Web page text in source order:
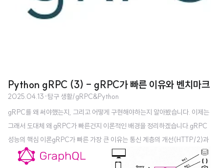
Python gRPC (3) - gRPC가 빠른 이유와 벤치마크
2025.04.13 ·탐구 생활/gRPC&Python
gRPC를 왜 써야했는지, 그리고 어떻게 구현해야하는지 알아봤습니다. 이제는
그래서 도대체 왜 gRPC가 빠른건지 이론적인 배경을 정리하겠습니다.gRPC
성능의 핵심 이론gRPC가 빠른 가장 큰 이유는 통신 계층의 개선(HTTP/2)과
데이터 표현 방식의 개선(Protocol Buffers)에 있습니다. HTTP/2가 제공하